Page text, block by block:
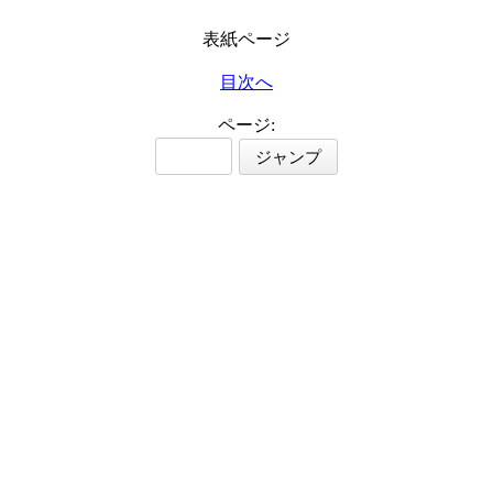
表紙ページ
目次へ
ページ: